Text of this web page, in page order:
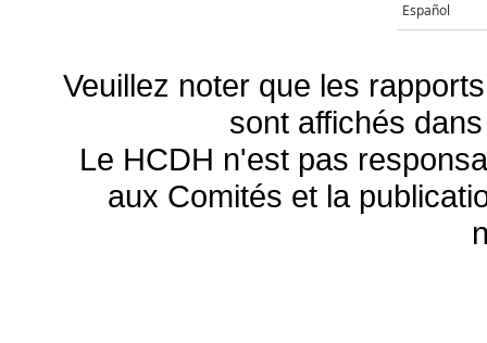
Español
Veuillez noter que les
sont affichés
Le HCDH n'est pas
aux Comités et la